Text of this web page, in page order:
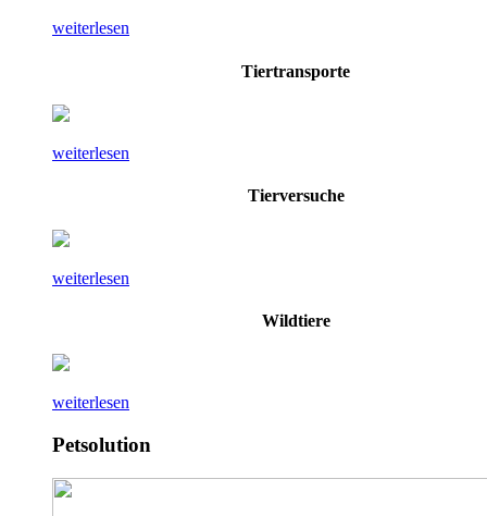
weiterlesen
Tiertransporte
weiterlesen
Tierversuche
weiterlesen
Wildtiere
weiterlesen
Petsolution